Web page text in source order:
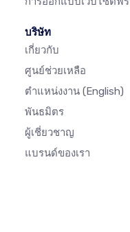
บริษัท
เกี่ยวกับ
ศูนย์ช่วยเหลือ
ตำแหน่งงาน (English)
พันธมิตร
ผู้เชี่ยวชาญ
แบรนด์ของเรา